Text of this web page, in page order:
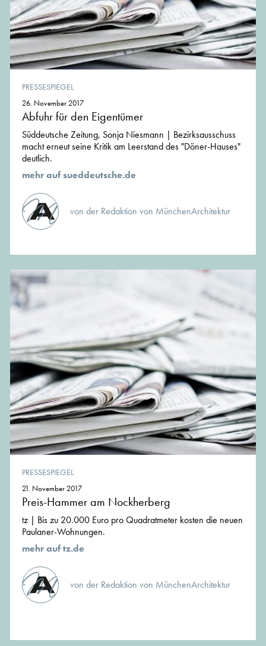
PRESSESPIEGEL
26. November 2017
Abfuhr für den Eigentümer
Süddeutsche Zeitung, Sonja Niesmann | Bezirksausschuss
macht erneut seine Kritik am Leerstand des "Döner-Hauses"
deutlich.
mehr auf sueddeutsche.de
von der Redaktion von MünchenArchitektur
PRESSESPIEGEL
21. November 2017
Preis-Hammer am Nockherberg
tz | Bis zu 20.000 Euro pro Quadratmeter kosten die neuen
Paulaner-Wohnungen.
mehr auf tz.de
von der Redaktion von MünchenArchitektur